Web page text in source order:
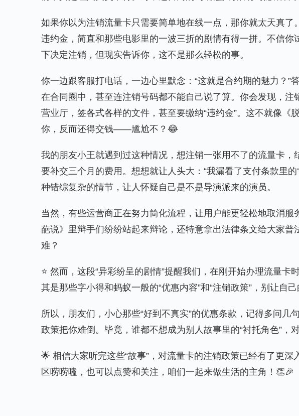
如果你以为注销流量卡只需要简单地在线一点，那你就太天真
违约金，简直和那些电影里的一波三折的剧情有得一拼。不信你
下决定注销，但现实告诉你，这不是那么轻松的事。
你一边跟客服打电话，一边心里默念：“这就是合约期的魅力？”
在合同圈中，甚至连注销号码都不能自己说了算。你会发现，注
营业厅，签各式各样的文件，甚至要缴纳“违约金”。这不就像《
你，反而还得交钱——尴尬不？😂
我的朋友小王就遇到过这种情况，想注销一张用不了的流量卡
要补交三个月的费用。想想就让人头大：“我漏看了支付条款里的
种错综复杂的情节，让人怀疑自己是不是导演派来的演员。
当然，有些运营商正在努力简化流程，让用户能更轻松地取消服
葩说》里辩手们纷纷站起来辩论，还特意拿出法律条文给大家普
难？
⭐️ 然而，这段“异彩纷呈的剧情”提醒我们，在刚开始办理流量
其是那些字小得和蚂蚁一般的“优惠内容”和“注销政策”，别让自
所以，朋友们，小心那些“好到不真实”的优惠条款，记得多问几
政策把你难倒。毕竟，谁都不想成为别人故事里的“衬托角色”，
🌟 相信大家听完这些“故事”，对流量卡的注销政策已经有了更
区唠唠嗑，也可以点赞和关注，咱们一起来做生活的主角！👏🎉